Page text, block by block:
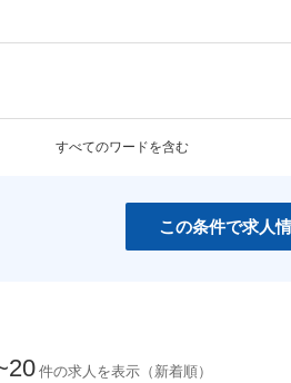
ーワード
HTML5
C
すべてのワードを含む
この条件で求人
件の求人を表示（新着順）